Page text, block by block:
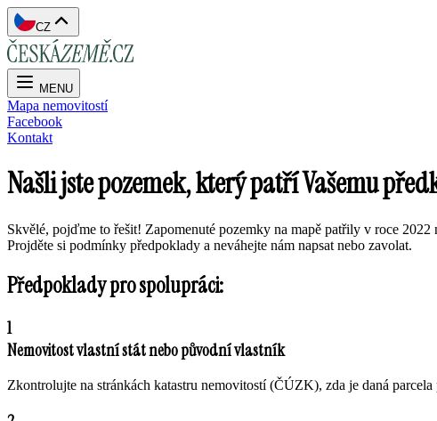
CZ
MENU
Mapa nemovitostí
Facebook
Kontakt
Našli jste pozemek, který patří Vašemu
Skvělé, pojďme to řešit! Zapomenuté pozemky na mapě patřily v roce
Projděte si podmínky předpoklady a neváhejte nám napsat nebo zavolat.
Předpoklady pro spolupráci:
1
Nemovitost vlastní stát nebo původní vlastník
Zkontrolujte na stránkách katastru nemovitostí (ČÚZK), zda je daná